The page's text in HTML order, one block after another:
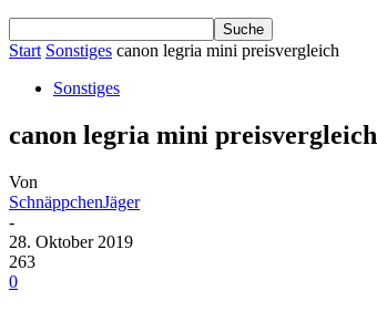
Start Sonstiges canon legria mini preisvergleich
Sonstiges
canon legria mini preisvergleich
Von
SchnäppchenJäger
-
28. Oktober 2019
263
0